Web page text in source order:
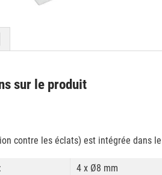
sur le produit
contre les éclats) est intégrée dans
4 x Ø8 mm